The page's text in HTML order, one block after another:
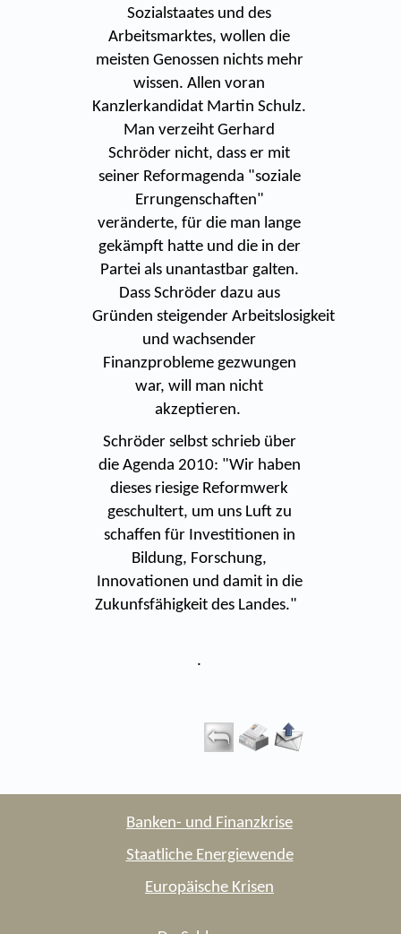
Sozialstaates und des
Arbeitsmarktes, wollen die
meisten Genossen nichts mehr
wissen. Allen voran
Kanzlerkandidat Martin Schulz.
Man verzeiht Gerhard
Schröder nicht, dass er mit
seiner Reformagenda "soziale
Errungenschaften"
veränderte, für die man lange
gekämpft hatte und die in der
Partei als unantastbar galten.
Dass Schröder dazu aus
Gründen steigender Arbeitslosigkeit
und wachsender
Finanzprobleme gezwungen
war, will man nicht
akzeptieren.
Schröder selbst schrieb über
die Agenda 2010: "Wir haben
dieses riesige Reformwerk
geschultert, um uns Luft zu
schaffen für Investitionen in
Bildung, Forschung,
Innovationen und damit in die
Zukunfsfähigkeit des Landes."
.
Banken- und Finanzkrise
Staatliche Energiewende
Europäische Krisen